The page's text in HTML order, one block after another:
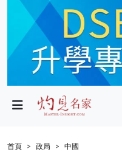
政局
財經
首頁 政局
中國